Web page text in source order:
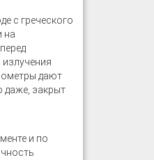
с греческого
на
дают
даже, закрыт
и по